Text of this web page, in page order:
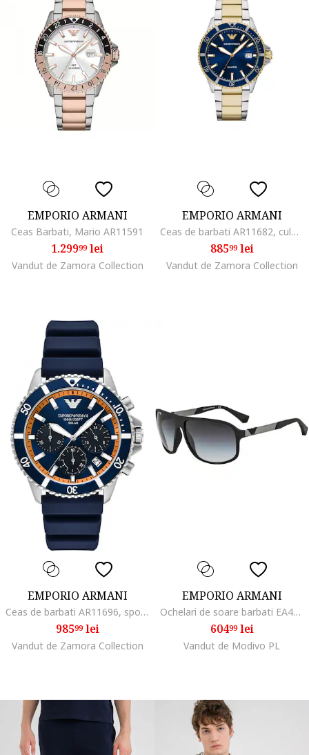
EMPORIO ARMANI
Ceas Barbati, Mario AR11591
1.29999lei
Vandut de Zamora Collection
EMPORIO ARMANI
Ceas de barbati AR11682, culoare bleumarin, sport
88599lei
Vandut de Zamora Collection
EMPORIO ARMANI
Ceas de barbati AR11696, sport, culoare bleumarin
98599lei
Vandut de Zamora Collection
EMPORIO ARMANI
Ochelari de soare barbati EA4029 50638G 64mm
60499lei
Vandut de Modivo PL